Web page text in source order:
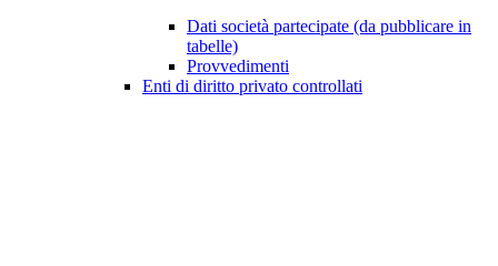
Dati società partecipate (da pubblicare in
tabelle)
Provvedimenti
Enti di diritto privato controllati